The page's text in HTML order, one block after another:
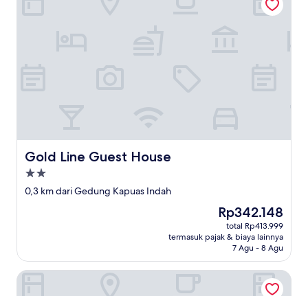
Gold Line Guest House
Gold Line Guest House
Properti
bintang
0,3 km dari Gedung Kapuas Indah
Harga
sekarang
Rp342.148
Rp342.148
total Rp413.999
termasuk pajak & biaya lainnya
7 Agu - 8 Agu
Maestro Hotel Pontianak